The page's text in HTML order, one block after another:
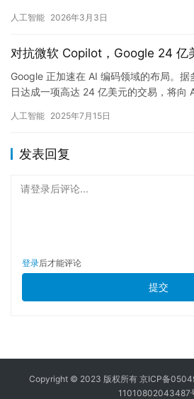
人工智能 2026年3月3日
对抗微软 Copilot，Google 24 亿
Google 正加速在 AI 编码领域的布局。
日达成一项高达 24 亿美元的交易，将向
人工智能 2025年7月15日
发表回复
请登录后评论...
登录后才能评论
提交
Copyright © 2023 版权所有 京ICP备
11010802043487